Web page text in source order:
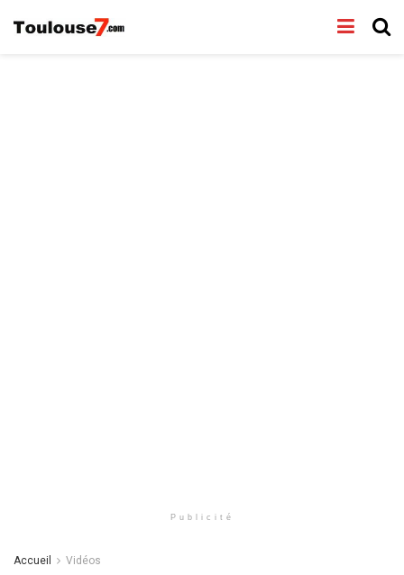
Publicité
Accueil Vidéos